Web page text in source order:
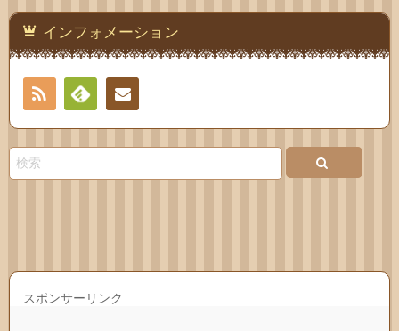
インフォメーション
RSS
Feedly連絡
スポンサーリンク